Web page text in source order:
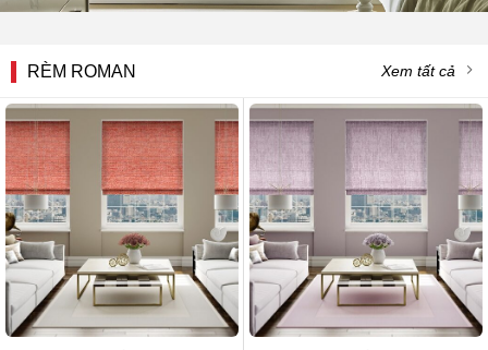
RÈM ROMAN Xem tất cả